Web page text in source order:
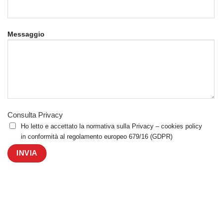
Messaggio
Consulta Privacy
Ho letto e accettato la normativa sulla Privacy – cookies policy
in conformità al regolamento europeo 679/16 (GDPR)